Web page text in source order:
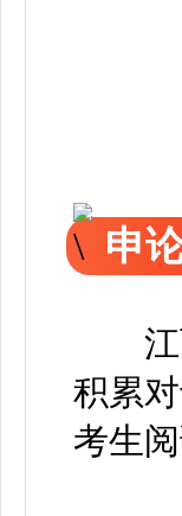
申
江
积累
考生